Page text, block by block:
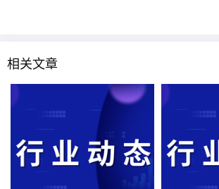
相关文章